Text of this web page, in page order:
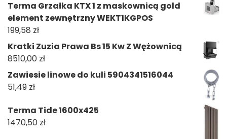
Terma Grzałka KTX 1 z maskownicą gold
element zewnętrzny WEKT1KGPOS
199,58 zł
Kratki Zuzia Prawa Bs 15 Kw Z Wężownicą
8510,00 zł
Zawiesie linowe do kuli 5904341516044
51,49 zł
Terma Tide 1600x425
1470,50 zł